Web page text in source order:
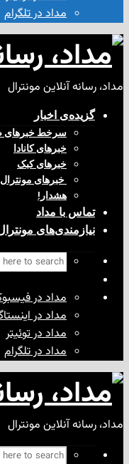
مداد در تلگرام
مونترال
اخبار
سرخط خبرهای صبحگاهی
خبرهای کانادا
خبرهای کبک
‌ خبرهای مونترال
مداد
مونترال
مداد در فیسبوک
مداد در اینستاگرام
مداد در توئیتر
مداد در تلگرام
مونترال